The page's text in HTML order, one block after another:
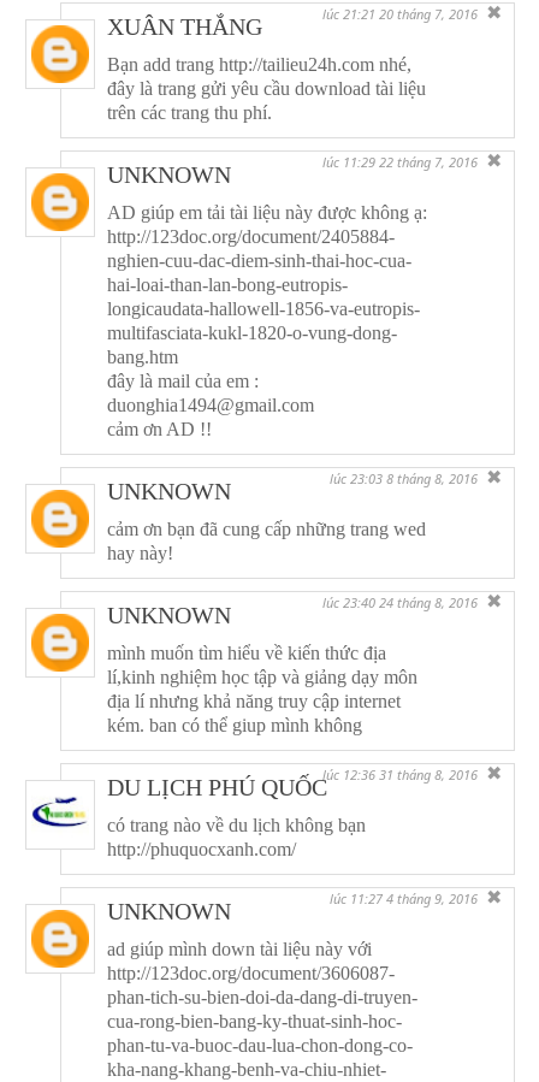
XUÂN THẮNG lúc 21:21 20 tháng 7, 2016 ✖
Bạn add trang http://tailieu24h.com nhé,
đây là trang gửi yêu cầu download tài liệu
trên các trang thu phí.
UNKNOWN lúc 11:29 22 tháng 7, 2016 ✖
AD giúp em tải tài liệu này được không ạ:
http://123doc.org/document/2405884-
nghien-cuu-dac-diem-sinh-thai-hoc-cua-
hai-loai-than-lan-bong-eutropis-
longicaudata-hallowell-1856-va-eutropis-
multifasciata-kukl-1820-o-vung-dong-
bang.htm
đây là mail của em :
duonghia1494@gmail.com
cảm ơn AD !!
UNKNOWN lúc 23:03 8 tháng 8, 2016 ✖
cảm ơn bạn đã cung cấp những trang wed
hay này!
UNKNOWN lúc 23:40 24 tháng 8, 2016 ✖
mình muốn tìm hiểu về kiến thức địa
lí,kinh nghiệm học tập và giảng dạy môn
địa lí nhưng khả năng truy cập internet
kém. ban có thể giup mình không
DU LỊCH PHÚ QUỐClúc 12:36 31 tháng 8, 2016 ✖
có trang nào về du lịch không bạn
http://phuquocxanh.com/
UNKNOWN lúc 11:27 4 tháng 9, 2016 ✖
ad giúp mình down tài liệu này với
http://123doc.org/document/3606087-
phan-tich-su-bien-doi-da-dang-di-truyen-
cua-rong-bien-bang-ky-thuat-sinh-hoc-
phan-tu-va-buoc-dau-lua-chon-dong-co-
kha-nang-khang-benh-va-chiu-nhiet-